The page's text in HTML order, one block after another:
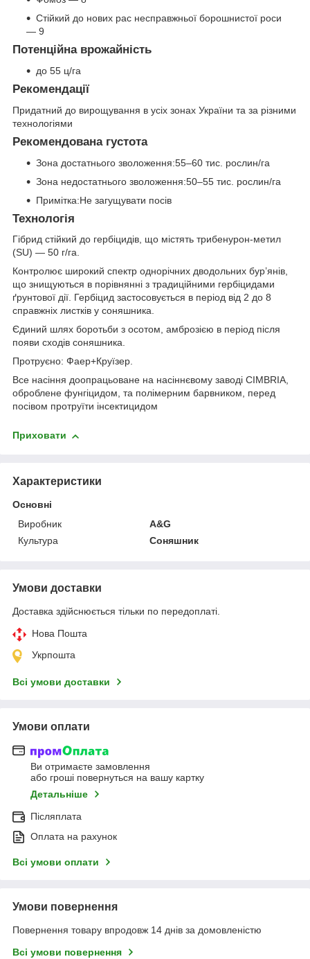
Стійкий до нових рас несправжньої борошнистої роси
— 9
Потенційна врожайність
до 55 ц/га
Рекомендації
Придатний до вирощування в усіх зонах України та за різними
технологіями
Рекомендована густота
Зона достатнього зволоження:55–60 тис. рослин/га
Зона недостатнього зволоження:50–55 тис. рослин/га
Примітка:Не загущувати посів
Технологія
Гібрид стійкий до гербіцидів, що містять трибенурон-метил
(SU) — 50 г/га.
Контролює широкий спектр однорічних дводольних бур’янів,
що знищуються в порівнянні з традиційними гербіцидами
ґрунтової дії. Гербіцид застосовується в період від 2 до 8
справжніх листків у соняшника.
Єдиний шлях боротьби з осотом, амброзією в період після
появи сходів соняшника.
Протруєно: Фаер+Круїзер.
Все насіння доопрацьоване на насіннєвому заводі CIMBRIA,
оброблене фунгіцидом, та полімерним барвником, перед
посівом протруїти інсектицидом
Приховати
Характеристики
Основні
Виробник
A&G
Культура
Соняшник
Умови доставки
Доставка здійснюється тільки по передоплаті.
Нова Пошта
Укрпошта
Всі умови доставки
Умови оплати
Ви отримаєте замовлення
або гроші повернуться на вашу картку
Детальніше
Післяплата
Оплата на рахунок
Всі умови оплати
Умови повернення
Повернення товару впродовж 14 днів за домовленістю
Всі умови повернення